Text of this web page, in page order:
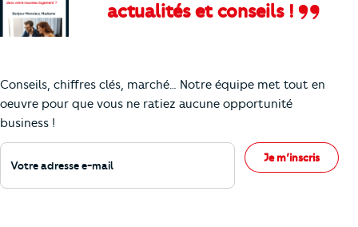
actualités et conseils !
Conseils, chiffres clés, marché… Notre équipe met tout en
oeuvre pour que vous ne ratiez aucune opportunité
business !
Votre adresse e-mail
Je m’inscris